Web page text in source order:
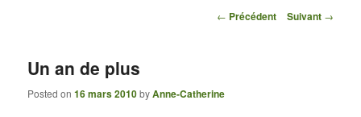
Navigation des articles
← Précédent Suivant →
Un an de plus
Posted on16 mars 2010byAnne-Catherine